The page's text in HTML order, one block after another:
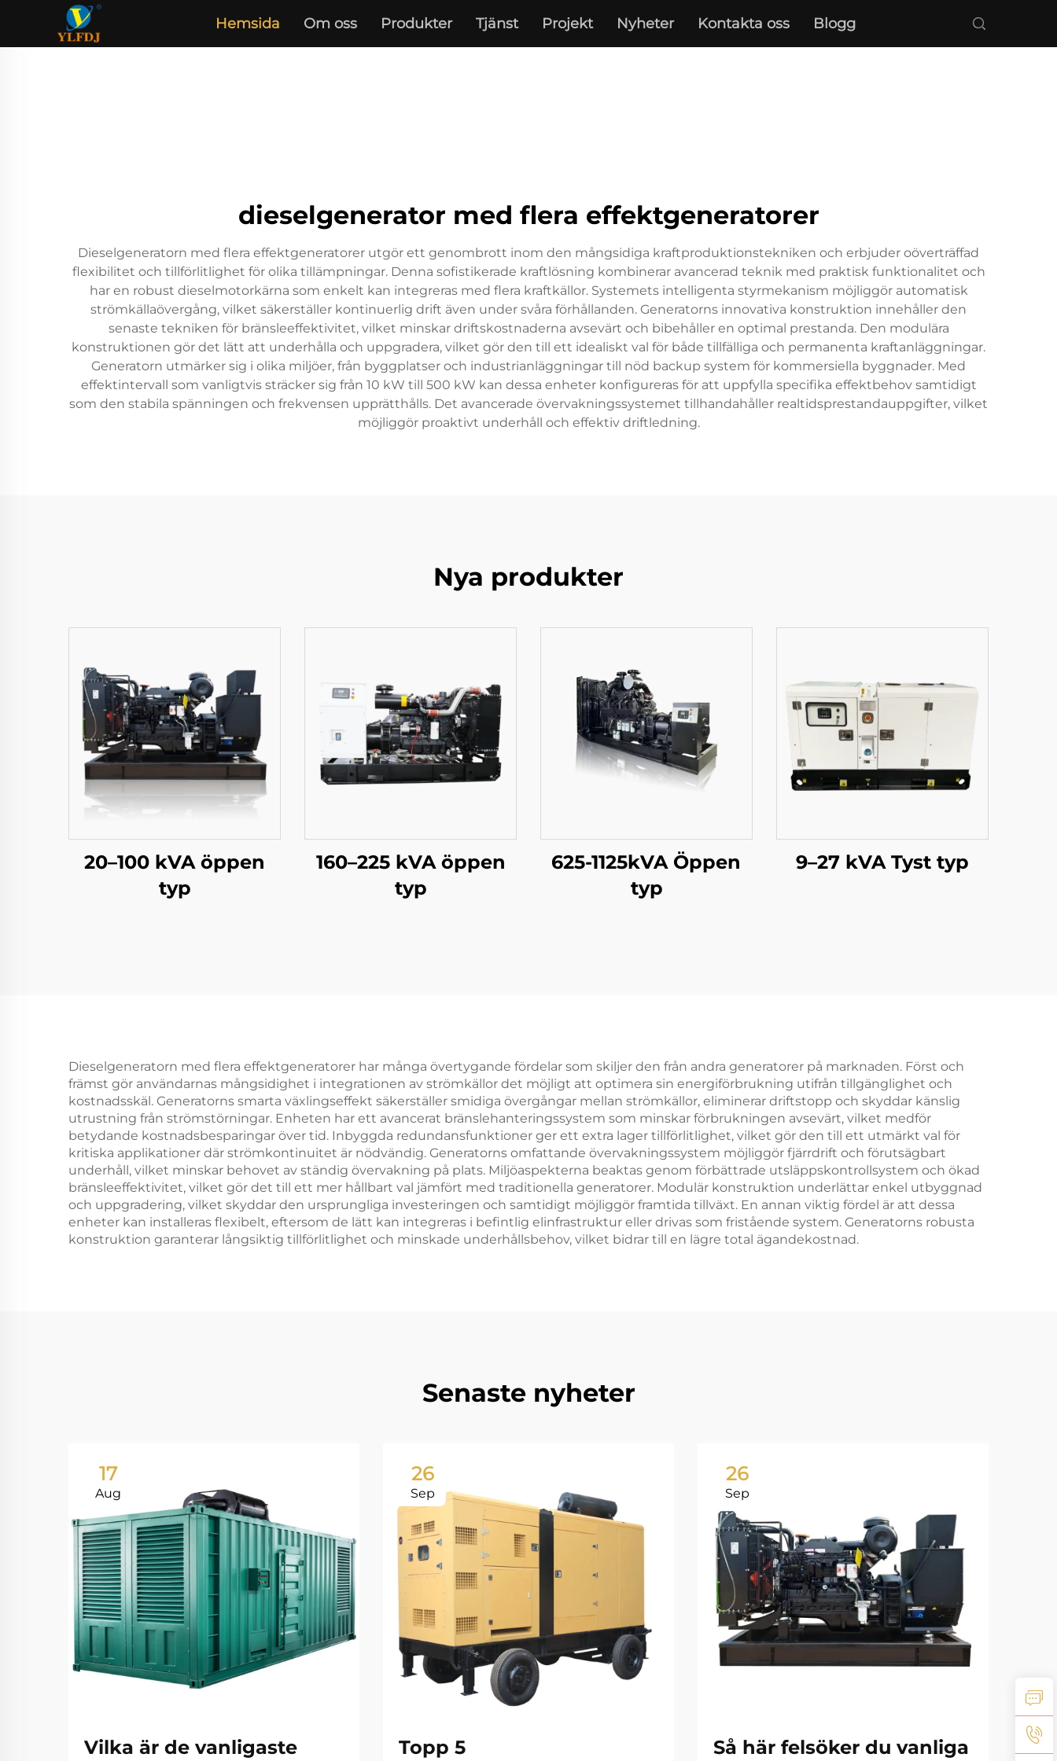
Hemsida Om oss Produkter Tjänst Projekt Nyheter Kontakta oss Blogg
dieselgenerator med flera effektgeneratorer
Dieselgeneratorn med flera effektgeneratorer utgör ett genombrott inom den mångsidiga kraftproduktionstekniken och erbjuder oöverträffad
flexibilitet och tillförlitlighet för olika tillämpningar. Denna sofistikerade kraftlösning kombinerar avancerad teknik med praktisk funktionalitet och
har en robust dieselmotorkärna som enkelt kan integreras med flera kraftkällor. Systemets intelligenta styrmekanism möjliggör automatisk
strömkällaövergång, vilket säkerställer kontinuerlig drift även under svåra förhållanden. Generatorns innovativa konstruktion innehåller den
senaste tekniken för bränsleeffektivitet, vilket minskar driftskostnaderna avsevärt och bibehåller en optimal prestanda. Den modulära
konstruktionen gör det lätt att underhålla och uppgradera, vilket gör den till ett idealiskt val för både tillfälliga och permanenta kraftanläggningar.
Generatorn utmärker sig i olika miljöer, från byggplatser och industrianläggningar till nöd backup system för kommersiella byggnader. Med
effektintervall som vanligtvis sträcker sig från 10 kW till 500 kW kan dessa enheter konfigureras för att uppfylla specifika effektbehov samtidigt
som den stabila spänningen och frekvensen upprätthålls. Det avancerade övervakningssystemet tillhandahåller realtidsprestandauppgifter, vilket
möjliggör proaktivt underhåll och effektiv driftledning.
Nya produkter
20–100 kVA öppen
typ
160–225 kVA öppen
typ
625-1125kVA Öppen
typ
9–27 kVA Tyst typ
Dieselgeneratorn med flera effektgeneratorer har många övertygande fördelar som skiljer den från andra generatorer på marknaden. Först och
främst gör användarnas mångsidighet i integrationen av strömkällor det möjligt att optimera sin energiförbrukning utifrån tillgänglighet och
kostnadsskäl. Generatorns smarta växlingseffekt säkerställer smidiga övergångar mellan strömkällor, eliminerar driftstopp och skyddar känslig
utrustning från strömstörningar. Enheten har ett avancerat bränslehanteringssystem som minskar förbrukningen avsevärt, vilket medför
betydande kostnadsbesparingar över tid. Inbyggda redundansfunktioner ger ett extra lager tillförlitlighet, vilket gör den till ett utmärkt val för
kritiska applikationer där strömkontinuitet är nödvändig. Generatorns omfattande övervakningssystem möjliggör fjärrdrift och förutsägbart
underhåll, vilket minskar behovet av ständig övervakning på plats. Miljöaspekterna beaktas genom förbättrade utsläppskontrollsystem och ökad
bränsleeffektivitet, vilket gör det till ett mer hållbart val jämfört med traditionella generatorer. Modulär konstruktion underlättar enkel utbyggnad
och uppgradering, vilket skyddar den ursprungliga investeringen och samtidigt möjliggör framtida tillväxt. En annan viktig fördel är att dessa
enheter kan installeras flexibelt, eftersom de lätt kan integreras i befintlig elinfrastruktur eller drivas som fristående system. Generatorns robusta
konstruktion garanterar långsiktig tillförlitlighet och minskade underhållsbehov, vilket bidrar till en lägre total ägandekostnad.
Senaste nyheter
17
Aug
Vilka är de vanligaste
26
Sep
Topp 5
26
Sep
Så här felsöker du vanliga